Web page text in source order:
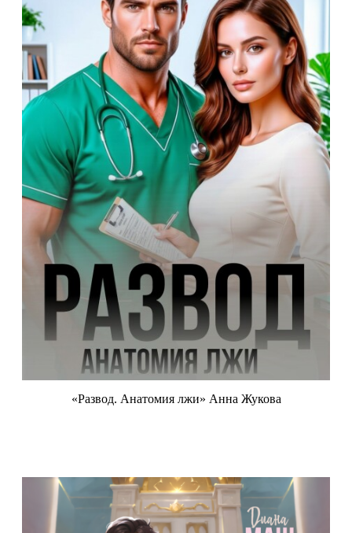
«Развод. Анатомия лжи» Анна Жукова